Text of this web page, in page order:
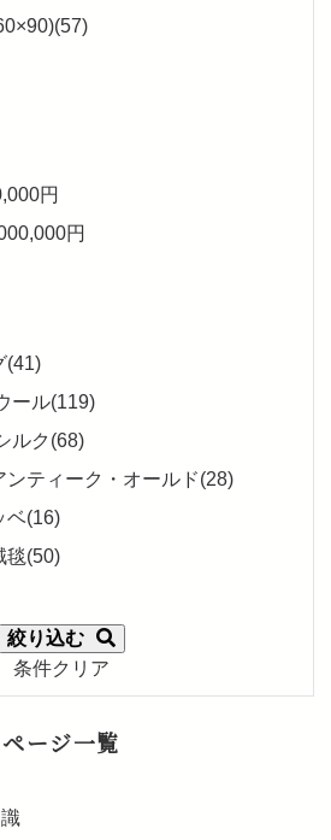
円
円
(41)
ール(119)
ルク(68)
ンティーク・オールド(28)
ベ(16)
毯(50)
絞り込む
条件クリア
ページ一覧